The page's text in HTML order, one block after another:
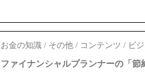
ファイナンシャルプランナーの「節
お金の知識 / その他 / コンテンツ / ビ